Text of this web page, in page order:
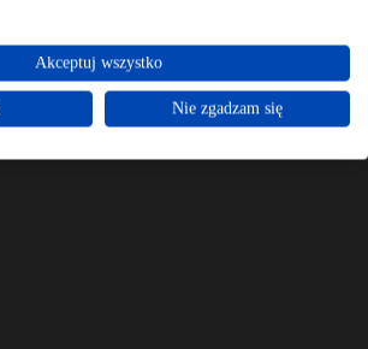
Akceptuj wszystko
Nie zgadzam się